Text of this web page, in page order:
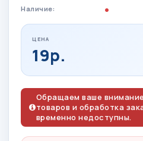
Наличие:
ЦЕНА
19р.
Обращаем ваше
товаров и обработка
временно недоступны.